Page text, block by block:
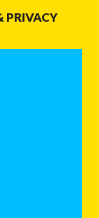
PRIVACY